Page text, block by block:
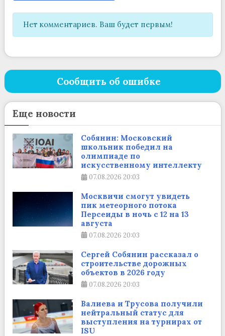
Нет комментариев. Ваш будет первым!
Сообщить об ошибке
Еще новости
Собянин: Московский
школьник победил на
олимпиаде по
искусственному интеллекту
07.08.2026 20:03
Москвичи смогут увидеть
пик метеорного потока
Персеиды в ночь с 12 на 13
августа
07.08.2026 20:03
Сергей Собянин рассказал о
строительстве дорожных
объектов в 2026 году
07.08.2026 20:03
Валиева и Трусова получили
нейтральный статус для
выступления на турнирах от
ISU